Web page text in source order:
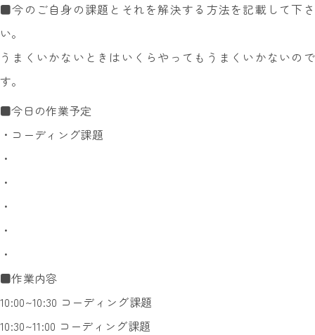
■今のご自身の課題とそれを解決する方法を記載して下さ
い。
うまくいかないときはいくらやってもうまくいかないので
す。
■今日の作業予定
・コーディング課題
・
・
・
・
・
■作業内容
10:00~10:30 コーディング課題
10:30~11:00 コーディング課題